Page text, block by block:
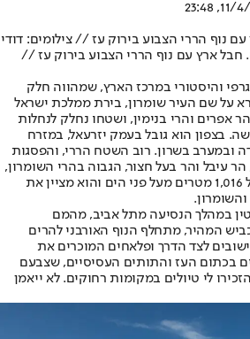
11/4/
נוף הררי הצבוע בירוק עז // צילומים: דודי
חבל ארץ עם נוף הררי הצבוע בירוק עז //
והיסטורי במרכז הארץ, שמהווה חלק
על שם העיר שומרון, בירת ממלכת ישראל
אפרים והרי בנימין, ושטחו נחלק לנחלות
בצפון הוא גובל בעמק יזרעאל, במזרח
ובמערב בשרון. רוב השטח הררי, והפסגות
הר עיבל והר בעל חצור, הגבוה בהרי השומרון,
שפסגתו מתנשאת לגובה של 1,016 מטרים מעל פני הים והוא מציין את
במהלך הנסיעה מתל אביב, מהמם
המהיר, מתחלף הנוף האורבני להרים
לצד הדרך ופלאחים המוכרים את
בכתום העז והתותים העסיסיים, שצבעם
לי טיולים במקומות רחוקים. לא ייאמן